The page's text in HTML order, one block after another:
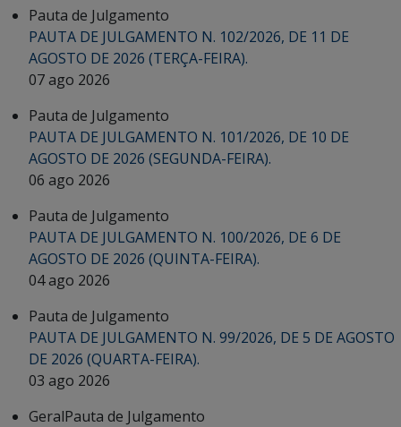
Pauta de Julgamento
PAUTA DE JULGAMENTO N. 102/2026, DE 11 DE
AGOSTO DE 2026 (TERÇA-FEIRA).
07 ago 2026
Pauta de Julgamento
PAUTA DE JULGAMENTO N. 101/2026, DE 10 DE
AGOSTO DE 2026 (SEGUNDA-FEIRA).
06 ago 2026
Pauta de Julgamento
PAUTA DE JULGAMENTO N. 100/2026, DE 6 DE
AGOSTO DE 2026 (QUINTA-FEIRA).
04 ago 2026
Pauta de Julgamento
PAUTA DE JULGAMENTO N. 99/2026, DE 5 DE AGOSTO
DE 2026 (QUARTA-FEIRA).
03 ago 2026
GeralPauta de Julgamento